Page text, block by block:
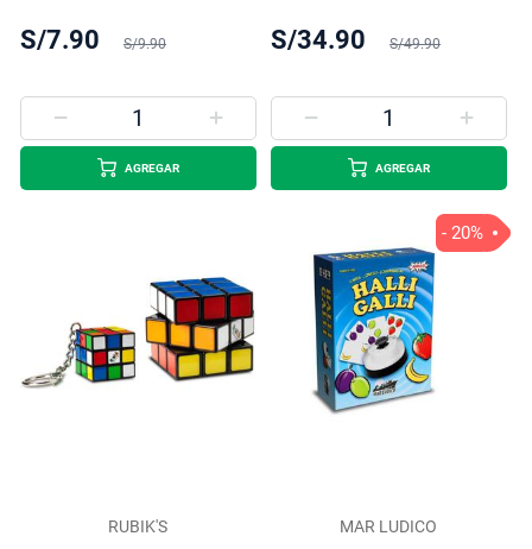
S/7.90 S/9.90
AGREGAR
S/34.90 S/49.90
AGREGAR
RUBIK'S MAR LUDICO
- 20%